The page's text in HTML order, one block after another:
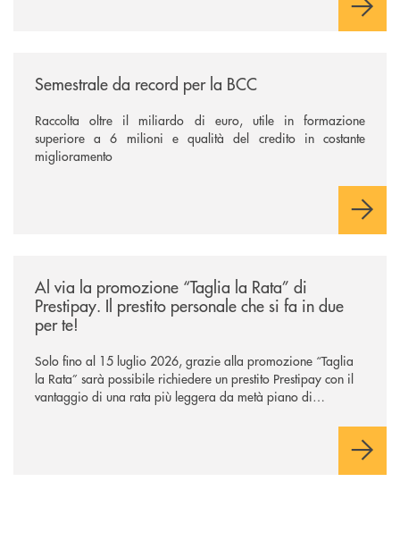
Semestrale da record per la BCC
Raccolta oltre il miliardo di euro, utile in formazione
superiore a 6 milioni e qualità del credito in costante
miglioramento
Al via la promozione “Taglia la Rata” di
Prestipay. Il prestito personale che si fa in due
per te!
Solo fino al 15 luglio 2026, grazie alla promozione “Taglia
la Rata” sarà possibile richiedere un prestito Prestipay con il
vantaggio di una rata più leggera da metà piano di